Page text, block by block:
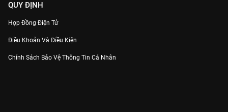
QUY ĐỊNH
Hợp Đồng Điện Tử
Điều Khoản Và Điều Kiện
Chính Sách Bảo Vệ Thông Tin Cá Nhân